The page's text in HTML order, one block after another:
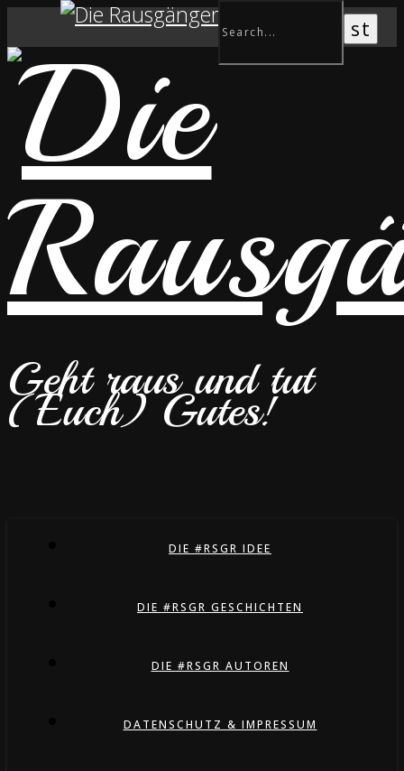
Geht raus und tut
(Euch) Gutes!
DIE #RSGR IDEE
DIE #RSGR GESCHICHTEN
DIE #RSGR AUTOREN
DATENSCHUTZ & IMPRESSUM